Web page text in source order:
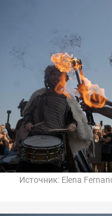
Источник: Elena